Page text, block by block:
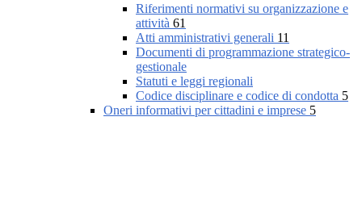
Riferimenti normativi su organizzazione e
attività 61
Atti amministrativi generali 11
Documenti di programmazione strategico-
gestionale
Statuti e leggi regionali
Codice disciplinare e codice di condotta 5
Oneri informativi per cittadini e imprese 5